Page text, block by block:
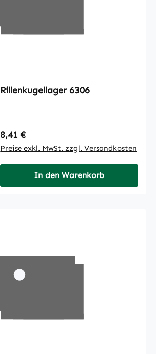
Rillenkugellager 6306
Regulärer Preis:
8,41 €
Preise exkl. MwSt. zzgl. Versandkosten
In den Warenkorb